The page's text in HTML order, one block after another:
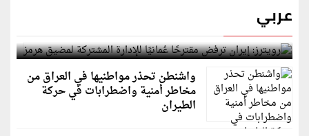
عربي
رويترز: إيران ترفض مقترحًا عُمانيًا للإدارة المشتركة
لمضيق هرمز
واشنطن تحذر مواطنيها في العراق من
مخاطر أمنية واضطرابات في حركة
الطيران